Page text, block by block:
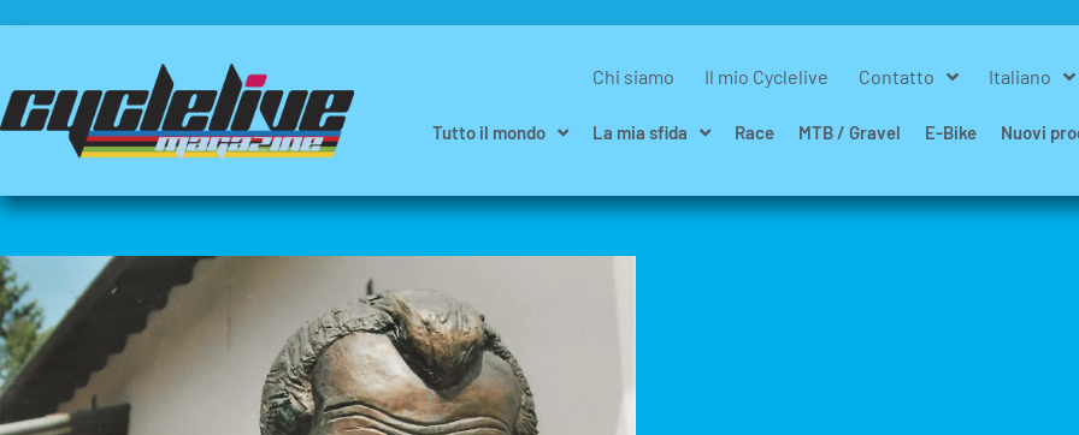
Chi siamo Il mio Cyclelive Contatto Italiano
Tutto il mondo La mia sfida Race MTB / Gravel E-Bike Nuovi